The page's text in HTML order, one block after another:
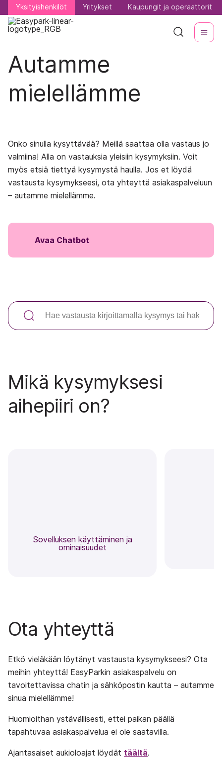
Yksityishenkilöt Yritykset Kaupungit ja operaattorit
Yksityishenkilöt Yritykset Kaupungit ja operaattorit
Autamme
mielellämme
Onko sinulla kysyttävää? Meillä saattaa olla vastaus jo
valmiina! Alla on vastauksia yleisiin kysymyksiin. Voit
myös etsiä tiettyä kysymystä haulla. Jos et löydä
vastausta kysymykseesi, ota yhteyttä asiakaspalveluun
– autamme mielellämme.
Avaa Chatbot
Mikä kysymyksesi
aihepiiri on?
Sovelluksen käyttäminen ja
ominaisuudet
Ota yhteyttä
Etkö vieläkään löytänyt vastausta kysymykseesi? Ota
meihin yhteyttä! EasyParkin asiakaspalvelu on
tavoitettavissa chatin ja sähköpostin kautta – autamme
sinua mielellämme!
Huomioithan ystävällisesti, ettei paikan päällä
tapahtuvaa asiakaspalvelua ei ole saatavilla.
Ajantasaiset aukioloajat löydät täältä.